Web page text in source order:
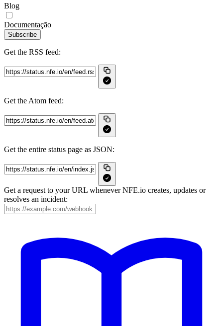
Blog
Documentação
Subscribe
Get the RSS feed:
Get the Atom feed:
Get the entire status page as JSON:
Get a request to your URL whenever NFE.io creates, updates or
resolves an incident: